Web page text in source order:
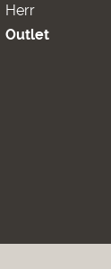
Herr
Outlet